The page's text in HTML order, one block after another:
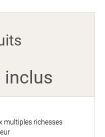
inclus
multiples richesses